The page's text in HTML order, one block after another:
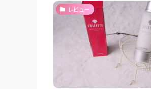
レビュー